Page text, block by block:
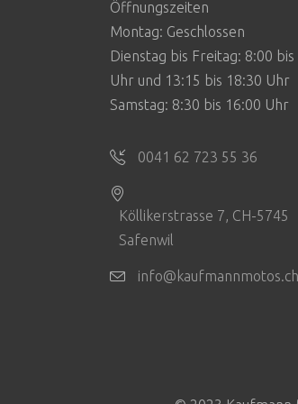
Öffnungszeiten
Montag: Geschlossen
Dienstag bis Freitag: 8:00 bis
Uhr und 13:15 bis 18:30 Uhr
Samstag: 8:30 bis 16:00 Uhr
0041 62 723 55 36
Köllikerstrasse 7, CH-5745
Safenwil
info@kaufmannmotos.ch